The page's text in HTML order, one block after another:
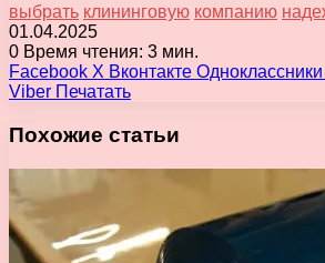
выбрать клининговую компанию
01.04.2025
0 Время чтения: 3 мин.
Facebook X Вконтакте Одноклассники
Viber Печатать
Похожие статьи